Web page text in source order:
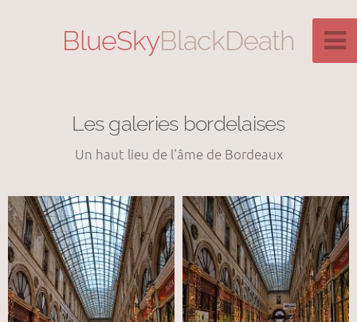
BlueSkyBlackDeath
Les galeries bordelaises
Un haut lieu de l'âme de Bordeaux